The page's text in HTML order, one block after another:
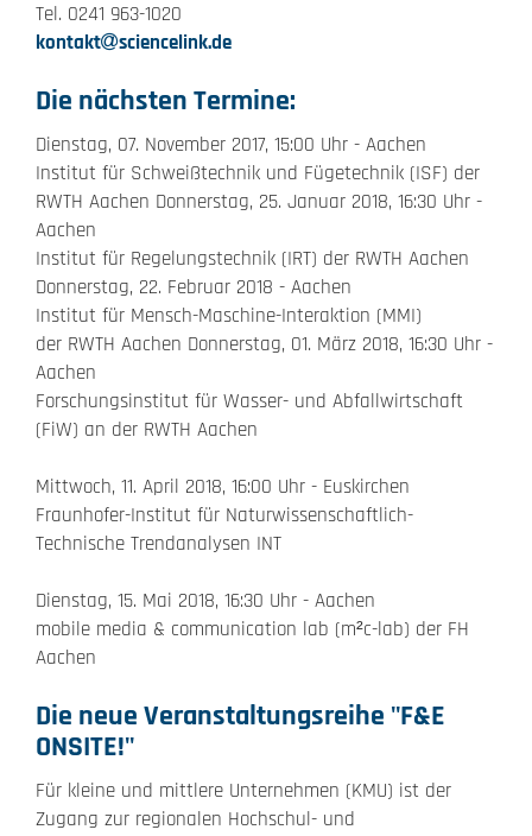
Tel. 0241 963-1020
kontakt
sciencelink.de
Die nächsten Termine:
Dienstag, 07. November 2017, 15:00 Uhr - Aachen
Institut für Schweißtechnik und Fügetechnik (ISF) der
RWTH Aachen Donnerstag, 25. Januar 2018, 16:30 Uhr -
Aachen
Institut für Regelungstechnik (IRT) der RWTH Aachen
Donnerstag, 22. Februar 2018 - Aachen
Institut für Mensch-Maschine-Interaktion (MMI)
der RWTH Aachen Donnerstag, 01. März 2018, 16:30 Uhr -
Aachen
Forschungsinstitut für Wasser- und Abfallwirtschaft
(FiW) an der RWTH Aachen
Mittwoch, 11. April 2018, 16:00 Uhr - Euskirchen
Fraunhofer-Institut für Naturwissenschaftlich-
Technische Trendanalysen INT
Dienstag, 15. Mai 2018, 16:30 Uhr - Aachen
mobile media & communication lab (m²c-lab) der FH
Aachen
Die neue Veranstaltungsreihe "F&E
ONSITE!"
Für kleine und mittlere Unternehmen (KMU) ist der
Zugang zur regionalen Hochschul- und